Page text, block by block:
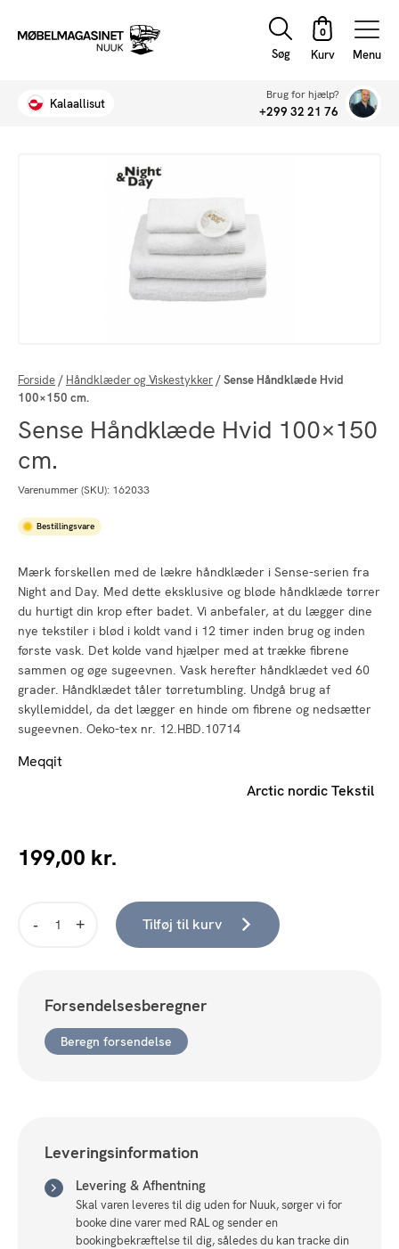
Søg Menu
Kalaallisut
Brug for hjælp?
+299 32 21 76
Forside / Håndklæder og Viskestykker /Sense Håndklæde Hvid
100×150 cm.
Sense Håndklæde Hvid 100×150
cm.
Varenummer (SKU): 162033
Bestillingsvare
Mærk forskellen med de lækre håndklæder i Sense-serien fra
Night and Day. Med dette eksklusive og bløde håndklæde tørrer
du hurtigt din krop efter badet. Vi anbefaler, at du lægger dine
nye tekstiler i blød i koldt vand i 12 timer inden brug og inden
første vask. Det kolde vand hjælper med at trække fibrene
sammen og øge sugeevnen. Vask herefter håndklædet ved 60
grader. Håndklædet tåler tørretumbling. Undgå brug af
skyllemiddel, da det lægger en hinde om fibrene og nedsætter
sugeevnen. Oeko-tex nr. 12.HBD.10714
Meqqit
Arctic nordic Tekstil
199,00 kr.
Tilføj til kurv
Forsendelsesberegner
Beregn forsendelse
Leveringsinformation
Levering & Afhentning
Skal varen leveres til dig uden for Nuuk, sørger vi for
booke dine varer med RAL og sender en
bookingbekræftelse til dig, således du kan tracke din